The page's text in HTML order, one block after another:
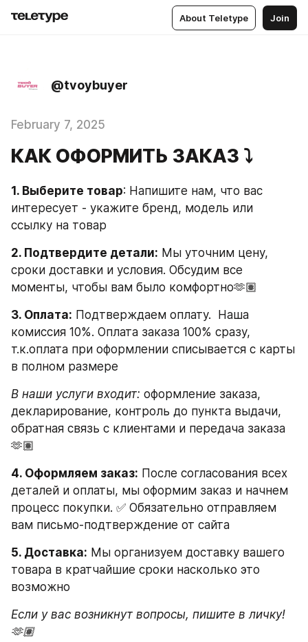
About Teletype Join
@tvoybuyer
February 7, 2025
КАК ОФОРМИТЬ ЗАКАЗ ⤵️
1. Выберите товар: Напишите нам, что вас
интересует - укажите бренд, модель или
ссылку на товар
2. Подтвердите детали: Мы уточним цену,
сроки доставки и условия. Обсудим все
моменты, чтобы вам было комфортно🫶🏽
3. Оплата: Подтверждаем оплату.  Наша
комиссия 10%. Оплата заказа 100% сразу,
т.к.оплата при оформлении списывается с карты
в полном размере
В наши услуги входит: оформление заказа,
декларирование, контроль до пункта выдачи,
обратная связь с клиентами и передача заказа
🫶🏽
4. Оформляем заказ: После согласования всех
деталей и оплаты, мы оформим заказ и начнем
процесс покупки. ✅ Обязательно отправляем
вам письмо-подтверждение от сайта
5. Доставка: Мы организуем доставку вашего
товара в кратчайшие сроки насколько это
возможно
Если у вас возникнут вопросы, пишите в личку!
🫶🏽